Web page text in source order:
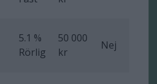
5.1 %
Rörlig
50 000
kr
Nej